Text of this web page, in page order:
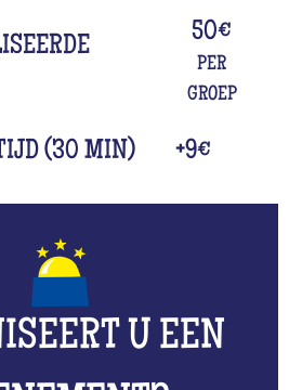
50€
PER
GROEP
(30 MIN) +9€
U EEN